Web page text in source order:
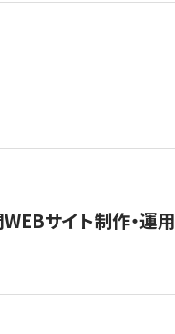
WEBサイト制作・